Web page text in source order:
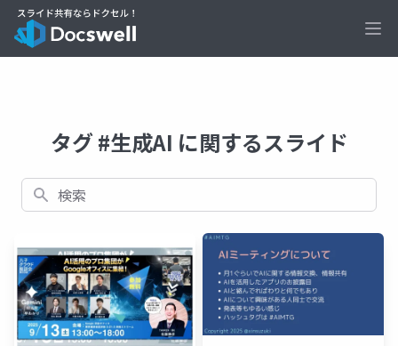
タグ #生成AI に関するスライド
検索